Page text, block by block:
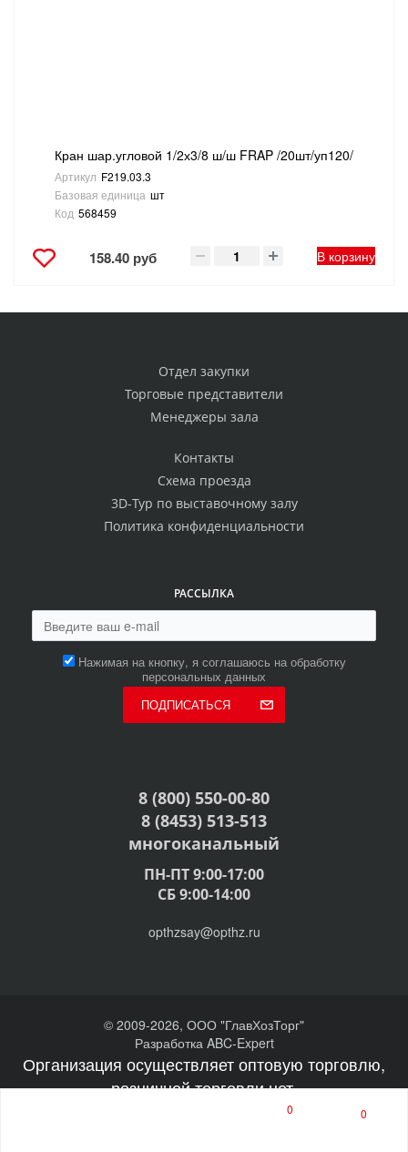
Кран шар.угловой 1/2х3/8 ш/ш FRAP /20шт/уп120/
Артикул F219.03.3
Базовая единица шт
Код 568459
158.40 руб В корзину
Отдел закупки
Торговые представители
Менеджеры зала
Контакты
Схема проезда
3D-Тур по выставочному залу
Политика конфиденциальности
РАССЫЛКА
Нажимая на кнопку, я соглашаюсь на обработку
персональных данных
ПОДПИСАТЬСЯ
8 (800) 550-00-80
8 (8453) 513-513
многоканальный
ПН-ПТ 9:00-17:00
СБ 9:00-14:00
opthzsay@opthz.ru
© 2009-2026, ООО "ГлавХозТорг"
Разработка ABC-Expert
Организация осуществляет оптовую торговлю,
розничной торговли нет.
0 0